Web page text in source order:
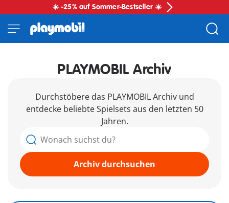
☀️ -25% auf Sommer-Bestseller ☀️
PLAYMOBIL Archiv
Durchstöbere das PLAYMOBIL Archiv und
entdecke beliebte Spielsets aus den letzten 50
Jahren.
Archiv durchsuchen